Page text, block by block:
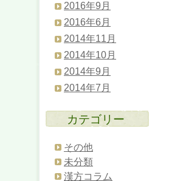
2016年9月
2016年6月
2014年11月
2014年10月
2014年9月
2014年7月
カテゴリー
その他
未分類
漢方コラム